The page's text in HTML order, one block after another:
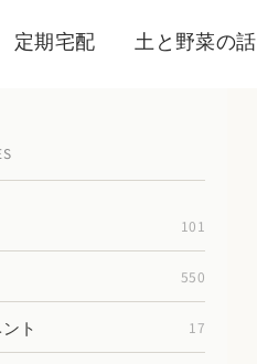
定期宅配 土と野菜の話
101
550
ト 17